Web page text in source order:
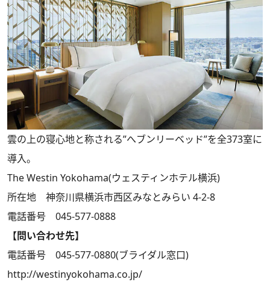
雲の上の寝心地と称される”へブンリーベッド”を全373室に
導入。
The Westin Yokohama(ウェスティンホテル横浜)
所在地 神奈川県横浜市西区みなとみらい 4-2-8
電話番号 045-577-0888
【問い合わせ先】
電話番号 045-577-0880(ブライダル窓口)
http://westinyokohama.co.jp/